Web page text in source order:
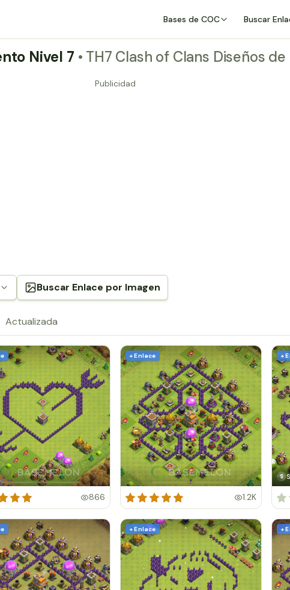
Bases de COC Buscar
Nivel 7 • TH7 Clash of Clans Diseños de
Publicidad
Buscar Enlace por Imagen
Actualizada
866
+ Enlace
1.2K
+
S
+ Enlace +